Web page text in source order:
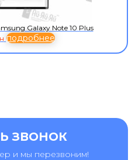
Galaxy Note 10 Plus
подробнее
ЗВОНОК
и мы перезвоним!